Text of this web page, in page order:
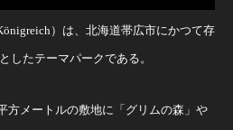
）は、北海道帯広市にかつて存
したテーマパークである。
方メートルの敷地に「グリムの森」や